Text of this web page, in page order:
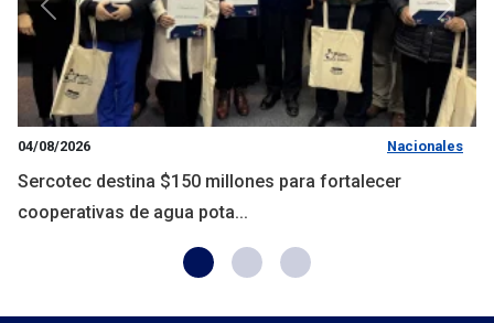
04/08/2026 Nacionales
Sercotec destina $150 millones para fortalecer
cooperativas de agua pota...
Anterior